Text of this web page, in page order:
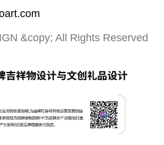
&copy; All Rights Reserved